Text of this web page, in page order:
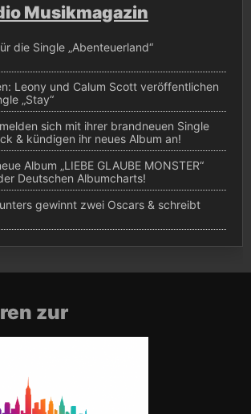
Musikmagazin
die Single „Abenteuerland“
Leony und Calum Scott veröffentlichen
„Stay“
sich mit ihrer brandneuen Single
& kündigen ihr neues Album an!
Album „LIEBE GLAUBE MONSTER“
Deutschen Albumcharts!
gewinnt zwei Oscars & schreibt
zur